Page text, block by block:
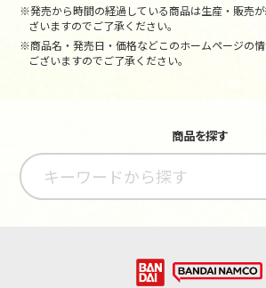
※発売から時間の経過している商品は生産・販売
ざいますのでご了承ください。
※商品名・発売日・価格などこのホームページの
ございますのでご了承ください。
商品を探す